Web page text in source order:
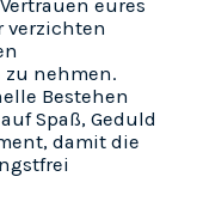
eures
verzichten
nehmen.
Bestehen
Spaß, Geduld
damit die